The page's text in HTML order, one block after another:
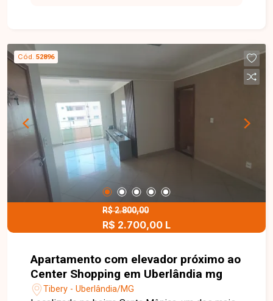
varanda, área de serviço e 02 vagas de garagem
cobertas. O amplo quintal oferece excelente
espaço para implantação de uma área gourmet,
piscina, jardim ou futuras ampliações, agregando
ainda mais conforto e valorização ao imóvel. Esta
é uma excelente oportunidade para quem busca
uma casa funcional, com amplo espaço externo e
excelente localização no bairro Jardim Holanda.
Agende uma visita e venha conhecer todos os
detalhes deste imóvel.
Cód. 52896
R$ 2.800,00
R$ 2.700,00 L
Apartamento com elevador próximo ao
Center Shopping em Uberlândia mg
Tibery - Uberlândia/MG